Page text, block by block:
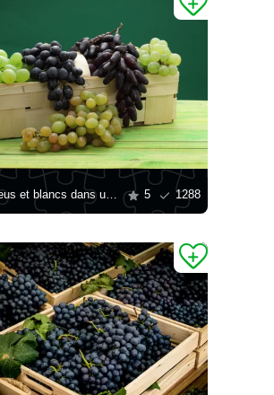
Raisins bleus et blancs dans un panier 5 1288